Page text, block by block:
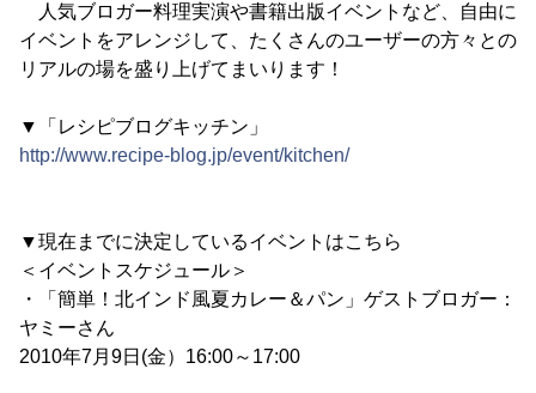
人気ブロガー料理実演や書籍出版イベントなど、自由に
イベントをアレンジして、たくさんのユーザーの方々との
リアルの場を盛り上げてまいります！
▼「レシピブログキッチン」
http://www.recipe-blog.jp/event/kitchen/
▼現在までに決定しているイベントはこちら
＜イベントスケジュール＞
・「簡単！北インド風夏カレー＆パン」ゲストブロガー：
ヤミーさん
2010年7月9日(金）16:00～17:00